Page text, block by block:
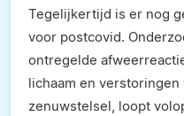
Tegelijkertijd is er nog
voor postcovid.
ontregelde
lichaam en verstoringen
zenuwstelsel, loopt